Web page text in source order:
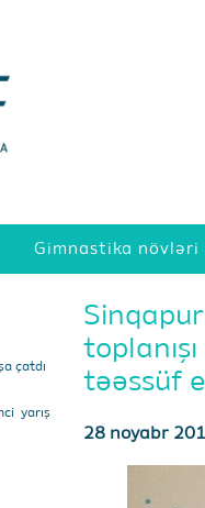
Gimnastika növləri
çatdı
yarış
təəssüf
28 noyabr